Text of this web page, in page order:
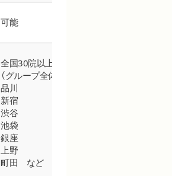
可能
全国30院以上
（グループ全体）
品川
新宿
渋谷
池袋
銀座
上野
町田 など